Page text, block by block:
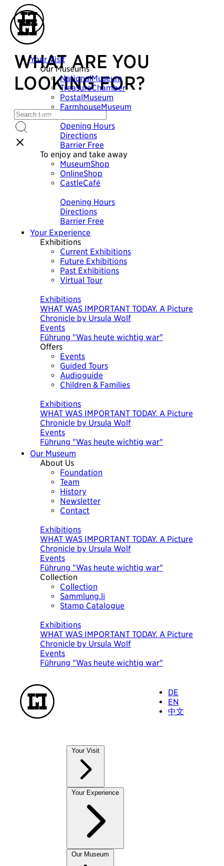
Your Visit
Our Museums
NationalMuseum
TreasureChamber
PostalMuseum
FarmhouseMuseum
Plan your visit
Opening Hours
Directions
Barrier Free
To enjoy and take away
MuseumShop
OnlineShop
CastleCafé
Opening Hours
Directions
Barrier Free
Your Experience
Exhibitions
Current Exhibitions
Future Exhibitions
Past Exhibitions
Virtual Tour
Exhibitions
WHAT WAS IMPORTANT TODAY. A Picture
Chronicle by Ursula Wolf
Events
Führung "Was heute wichtig war"
Exhibitions
The Economy of Liechtenstein
Events
Bäuerliches WohnMuseum
Offers
Events
Guided Tours
Audioguide
Children & Families
Exhibitions
WHAT WAS IMPORTANT TODAY. A Picture
Chronicle by Ursula Wolf
Events
Führung "Was heute wichtig war"
Exhibitions
The Economy of Liechtenstein
Events
Bäuerliches WohnMuseum
Our Museum
About Us
Foundation
Team
History
Newsletter
Contact
Exhibitions
WHAT WAS IMPORTANT TODAY. A Picture
Chronicle by Ursula Wolf
Events
Führung "Was heute wichtig war"
Exhibitions
The Economy of Liechtenstein
Events
Bäuerliches WohnMuseum
Collection
Collection
Sammlung.li
Stamp Catalogue
Exhibitions
WHAT WAS IMPORTANT TODAY. A Picture
Chronicle by Ursula Wolf
Events
Führung "Was heute wichtig war"
Exhibitions
The Economy of Liechtenstein
Events
Bäuerliches WohnMuseum
DE
EN
中文
Your Visit
Our Museums
NationalMuseum
TreasureChamber
PostalMuseum
FarmhouseMuseum
To enjoy and take away
Your Experience
Exhibitions
Our Museum
WHAT ARE YOU
LOOKING FOR?